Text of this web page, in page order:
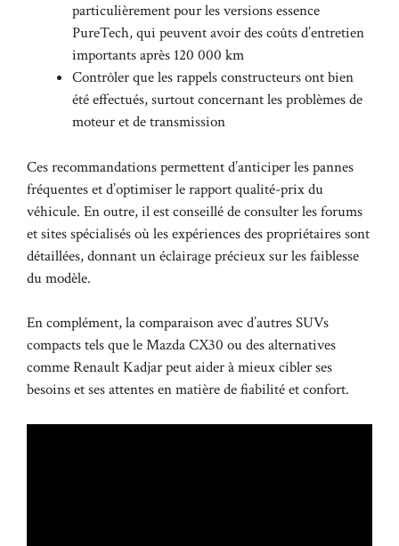
particulièrement pour les versions essence
PureTech, qui peuvent avoir des coûts d’entretien
importants après 120 000 km
Contrôler que les rappels constructeurs ont bien
été effectués, surtout concernant les problèmes de
moteur et de transmission
Ces recommandations permettent d’anticiper les pannes
fréquentes et d’optimiser le rapport qualité-prix du
véhicule. En outre, il est conseillé de consulter les forums
et sites spécialisés où les expériences des propriétaires sont
détaillées, donnant un éclairage précieux sur les faiblesse
du modèle.
En complément, la comparaison avec d’autres SUVs
compacts tels quele Mazda CX30 ou des alternatives
comme Renault Kadjar peut aider à mieux cibler ses
besoins et ses attentes en matière de fiabilité et confort.